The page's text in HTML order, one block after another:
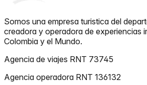
Somos una empresa turistica del
creadora y operadora de experiencias
Colombia y el Mundo.
Agencia de viajes RNT 73745
Agencia operadora RNT 136132